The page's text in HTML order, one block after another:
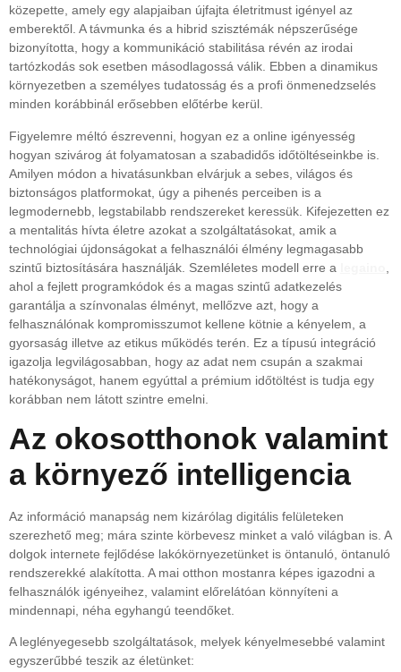
közepette, amely egy alapjaiban újfajta életritmust igényel az
emberektől. A távmunka és a hibrid szisztémák népszerűsége
bizonyította, hogy a kommunikáció stabilitása révén az irodai
tartózkodás sok esetben másodlagossá válik. Ebben a dinamikus
környezetben a személyes tudatosság és a profi önmenedzselés
minden korábbinál erősebben előtérbe kerül.
Figyelemre méltó észrevenni, hogyan ez a online igényesség
hogyan szivárog át folyamatosan a szabadidős időtöltéseinkbe is.
Amilyen módon a hivatásunkban elvárjuk a sebes, világos és
biztonságos platformokat, úgy a pihenés perceiben is a
legmodernebb, legstabilabb rendszereket keressük. Kifejezetten ez
a mentalitás hívta életre azokat a szolgáltatásokat, amik a
technológiai újdonságokat a felhasználói élmény legmagasabb
szintű biztosítására használják. Szemléletes modell erre a
ahol a fejlett programkódok és a magas szintű adatkezelés
garantálja a színvonalas élményt, mellőzve azt, hogy a
felhasználónak kompromisszumot kellene kötnie a kényelem, a
gyorsaság illetve az etikus működés terén. Ez a típusú integráció
igazolja legvilágosabban, hogy az adat nem csupán a szakmai
hatékonyságot, hanem egyúttal a prémium időtöltést is tudja egy
korábban nem látott szintre emelni.
Az okosotthonok valamint
a környező intelligencia
Az információ manapság nem kizárólag digitális felületeken
szerezhető meg; mára szinte körbevesz minket a való világban is. A
dolgok internete fejlődése lakókörnyezetünket is öntanuló, öntanuló
rendszerekké alakította. A mai otthon mostanra képes igazodni a
felhasználók igényeihez, valamint előrelátóan könnyíteni a
mindennapi, néha egyhangú teendőket.
A leglényegesebb szolgáltatások, melyek kényelmesebbé valamint
egyszerűbbé teszik az életünket: